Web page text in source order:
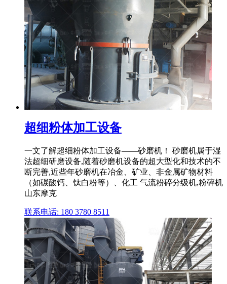
超细粉体加工设备
一文了解超细粉体加工设备——砂磨机！ 砂磨机属于湿
法超细研磨设备,随着砂磨机设备的超大型化和技术的不
断完善,近些年砂磨机在冶金、矿业、非金属矿物材料
（如碳酸钙、钛白粉等）、化工 气流粉碎分级机,粉碎机
山东摩克
联系电话: 180 3780 8511